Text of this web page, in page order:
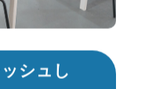
シュし